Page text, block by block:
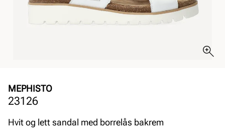
MEPHISTO
23126
Hvit og lett sandal med borrelås bakrem